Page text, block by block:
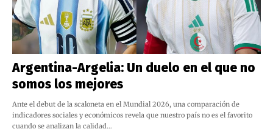
Argentina-Argelia: Un duelo en el que no
somos los mejores
Ante el debut de la scaloneta en el Mundial 2026, una comparación de
indicadores sociales y económicos revela que nuestro país no es el favorito
cuando se analizan la calidad…